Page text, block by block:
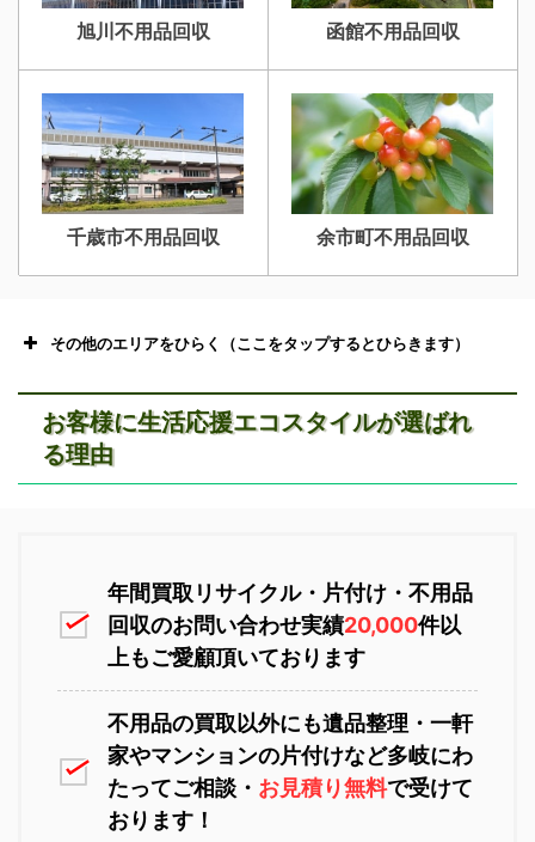
旭川不用品回収 函館不用品回収
千歳市不用品回収 余市町不用品回収
その他のエリアをひらく（ここをタップするとひらきます）
苫小牧不用品回収 室蘭不用品回収
お客様に生活応援エコスタイルが選ばれ
る理由
年間買取リサイクル・片付け・不用品
回収のお問い合わせ実績20,000件以
上もご愛顧頂いております
不用品の買取以外にも遺品整理・一軒
家やマンションの片付けなど多岐にわ
たってご相談・ お見積り無料で受けて
おります！